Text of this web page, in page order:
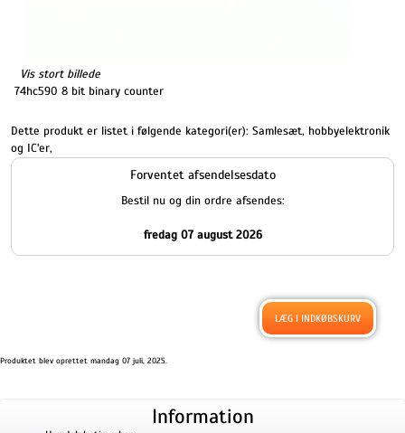
Vis stort billede
74hc590 8 bit binary counter
Dette produkt er listet i følgende kategori(er): Samlesæt, hobbyelektronik
og IC'er,
Forventet afsendelsesdato
Bestil nu og din ordre afsendes:
fredag 07 august 2026
Produktet blev oprettet mandag 07 juli, 2025.
Information